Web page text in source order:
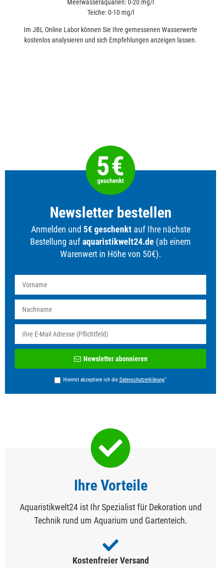
Meerwasseraquarien: 0-20 mg/l
Teiche: 0-10 mg/l
Im JBL Online Labor können Sie Ihre gemessenen Wasserwerte
kostenlos analysieren und sich Empfehlungen anzeigen lassen.
Newsletter bestellen
Anmelden und 5€ geschenktauf Ihre nächste
Bestellung aufaquaristikwelt24.de (ab einem
Warenwert in Höhe von 50€).
Honig
Newsletter abonnieren
Hiermit akzeptiere ich die Daten­schutz­erklärung*
Ihre Vorteile
Aquaristikwelt24 ist Ihr Spezialist für Dekoration und
Technik rund um Aquarium und Gartenteich.
Kostenfreier Versand